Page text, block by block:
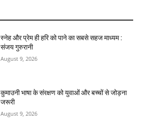
स्नेह और प्रेम ही हरि को पाने का सबसे सहज माध्यम :
संजय गुरुरानी
August 9, 2026
कुमाउनी भाषा के संरक्षण को युवाओं और बच्चों से जोड़ना
जरूरी
August 9, 2026